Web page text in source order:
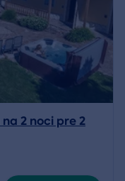
2 noci pre 2